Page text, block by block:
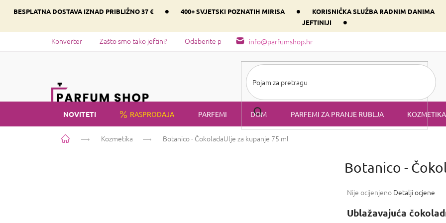
BESPLATNA DOSTAVA IZNAD PRIBLIŽNO 37 € • 400+ SVJETSKI POZNATIH MIRISA • KORISNIČKA SLUŽBA RADNIM DANIMA
JEFTINIJI
•
info@parfumshop.hr
Konverter Zašto smo tako jeftini? Odaberite parfem svog srca prema dominantnoj komponenti
NOVITETI RASPRODAJA PARFEMI DOM PARFEMI ZA PRANJE RUBLJA KOZMETIKA
Početna Kozmetika Botanico - ČokoladaUlje za kupanje 75 ml
Botanico -
Prosječna
proizvoda
je
Nije ocijenjeno Detalji ocjene
Ublažavajuća